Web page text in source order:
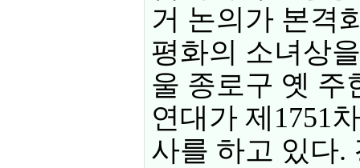
거 논의가 본격
평화의 소녀상
울 종로구 옛 주
연대가 제1751
사를 하고 있다.